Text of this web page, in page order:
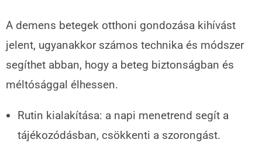
A demens betegek otthoni gondozása kihívást
jelent, ugyanakkor számos technika és módszer
segíthet abban, hogy a beteg biztonságban és
méltósággal élhessen.
Rutin kialakítása: a napi menetrend segít a
tájékozódásban, csökkenti a szorongást.